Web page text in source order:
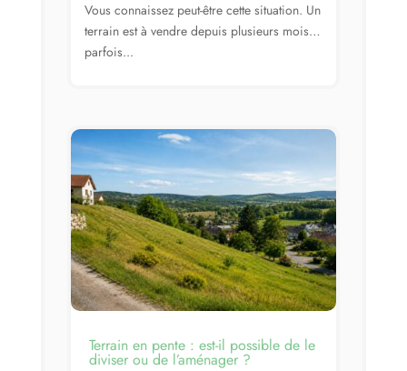
Vous connaissez peut-être cette situation. Un
terrain est à vendre depuis plusieurs mois…
parfois...
Terrain en pente : est-il possible de le
diviser ou de l’aménager ?